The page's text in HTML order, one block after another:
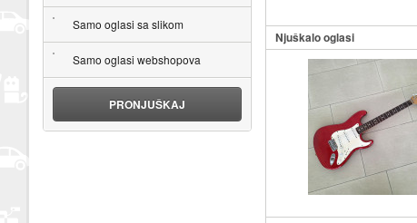
Njuškalo oglasi
Samo oglasi sa slikom
Samo oglasi webshopova
PRONJUŠKAJ